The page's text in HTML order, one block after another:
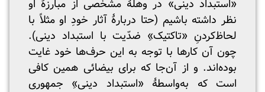
«استبداد دینی» در وهلهٔ مشخصی از مبارزهٔ او‌
نظر داشته باشیم (حتا دربارهٔ آثار خودِ او مثلاً با
لحاظ‌کردنِ «تاکتیک»ِ ضدّیت با استبداد دینی).
چون آن کارها با توجه به این حرف‌ها خود غایت
بوده‌اند. و از آن‌جا که برای بیضائی همین کافی
است که به‌واسطهٔ «استبداد دینی»ِ جمهوری